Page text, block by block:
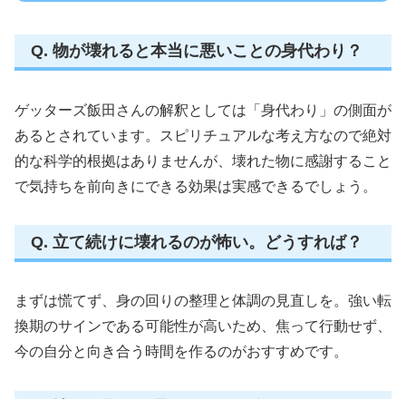
Q. 物が壊れると本当に悪いことの身代わり？
ゲッターズ飯田さんの解釈としては「身代わり」の側面が
あるとされています。スピリチュアルな考え方なので絶対
的な科学的根拠はありませんが、壊れた物に感謝すること
で気持ちを前向きにできる効果は実感できるでしょう。
Q. 立て続けに壊れるのが怖い。どうすれば？
まずは慌てず、身の回りの整理と体調の見直しを。強い転
換期のサインである可能性が高いため、焦って行動せず、
今の自分と向き合う時間を作るのがおすすめです。